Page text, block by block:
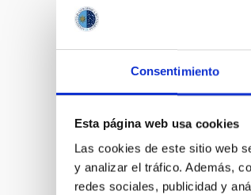
Consentimiento
Esta página web usa cookies
Las cookies de este sitio web
y analizar el tráfico. Además,
redes sociales, publicidad y